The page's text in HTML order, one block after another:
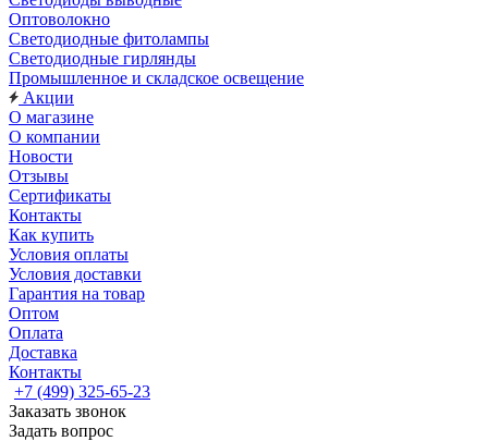
Оптоволокно
Светодиодные фитолампы
Светодиодные гирлянды
Промышленное и складское освещение
Акции
О магазине
О компании
Новости
Отзывы
Сертификаты
Контакты
Как купить
Условия оплаты
Условия доставки
Гарантия на товар
Оптом
Оплата
Доставка
Контакты
+7 (499) 325-65-23
Заказать звонок
Задать вопрос